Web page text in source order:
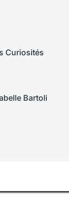
Curiosités
Bartoli